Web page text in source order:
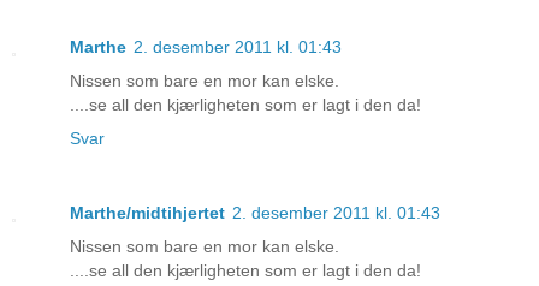
Marthe 2. desember 2011 kl. 01:43
Nissen som bare en mor kan elske.
....se all den kjærligheten som er lagt i den da!
Svar
Marthe/midtihjertet 2. desember 2011 kl. 01:43
Nissen som bare en mor kan elske.
....se all den kjærligheten som er lagt i den da!